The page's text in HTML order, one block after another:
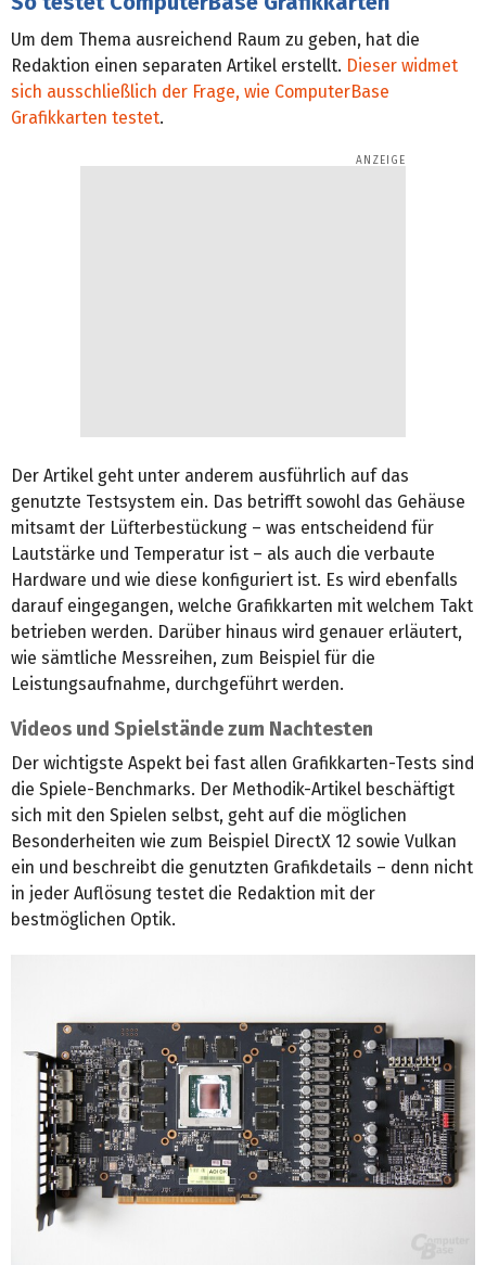
Um dem Thema ausreichend Raum zu geben, hat die
Redaktion einen separaten Artikel erstellt. Dieser widmet
sich ausschließlich der Frage, wie ComputerBase
Grafikkarten testet.
Der Artikel geht unter anderem ausführlich auf das
genutzte Testsystem ein. Das betrifft sowohl das Gehäuse
mitsamt der Lüfterbestückung – was entscheidend für
Lautstärke und Temperatur ist – als auch die verbaute
Hardware und wie diese konfiguriert ist. Es wird ebenfalls
darauf eingegangen, welche Grafikkarten mit welchem Takt
betrieben werden. Darüber hinaus wird genauer erläutert,
wie sämtliche Messreihen, zum Beispiel für die
Leistungsaufnahme, durchgeführt werden.
Videos und Spielstände zum Nachtesten
Der wichtigste Aspekt bei fast allen Grafikkarten-Tests sind
die Spiele-Benchmarks. Der Methodik-Artikel beschäftigt
sich mit den Spielen selbst, geht auf die möglichen
Besonderheiten wie zum Beispiel DirectX 12 sowie Vulkan
ein und beschreibt die genutzten Grafikdetails – denn nicht
in jeder Auflösung testet die Redaktion mit der
bestmöglichen Optik.